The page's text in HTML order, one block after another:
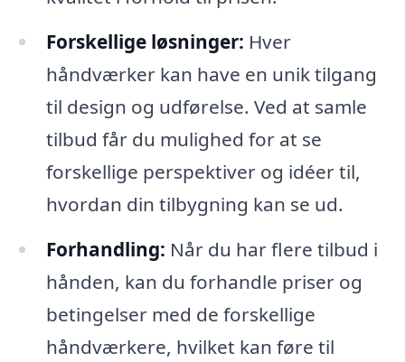
Forskellige løsninger: Hver
håndværker kan have en unik tilgang
til design og udførelse. Ved at samle
tilbud får du mulighed for at se
forskellige perspektiver og idéer til,
hvordan din tilbygning kan se ud.
Forhandling: Når du har flere tilbud i
hånden, kan du forhandle priser og
betingelser med de forskellige
håndværkere, hvilket kan føre til